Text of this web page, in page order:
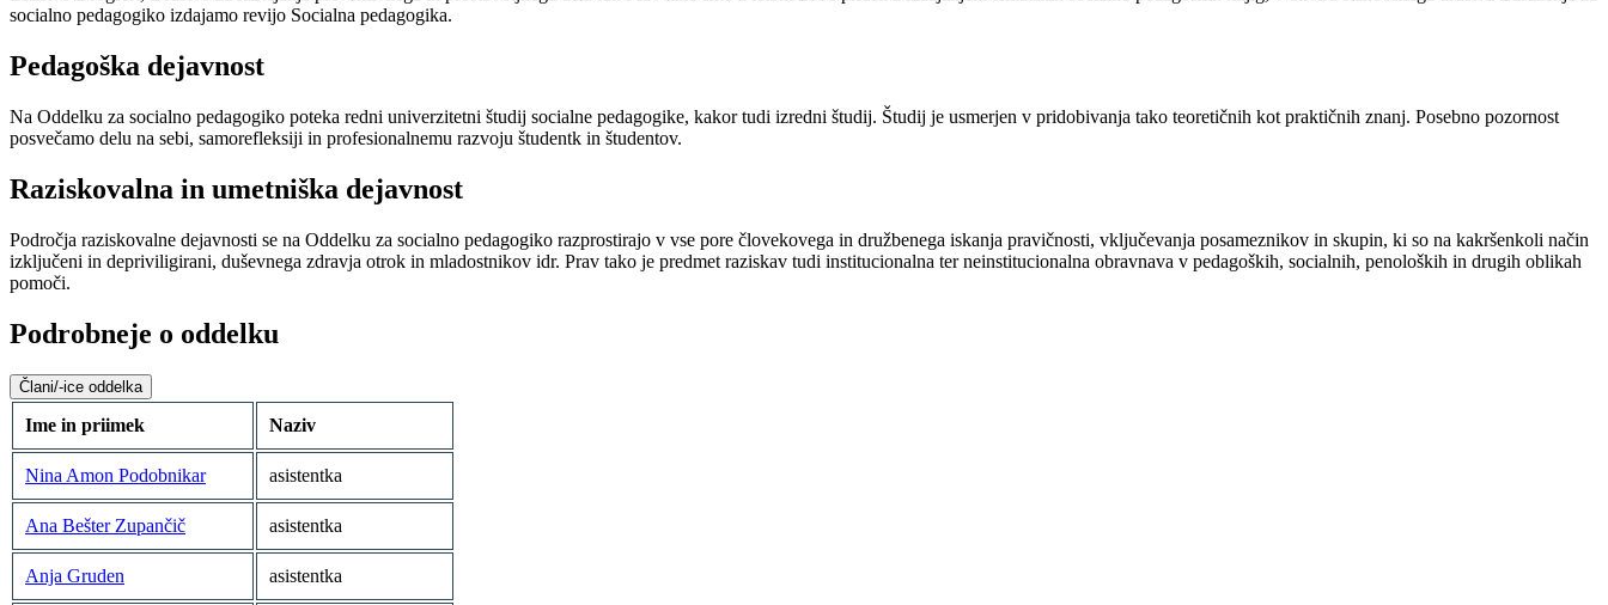
socialno pedagogiko izdajamo revijo Socialna pedagogika.
Pedagoška dejavnost
Na Oddelku za socialno pedagogiko poteka redni univerzitetni študij socialne pedagogike, kakor tudi izredni študij. Študij je usmerjen v pridobivanja tako teoretičnih kot praktičnih znanj. Posebno pozornost
posvečamo delu na sebi, samorefleksiji in profesionalnemu razvoju študentk in študentov.
Raziskovalna in umetniška dejavnost
Področja raziskovalne dejavnosti se na Oddelku za socialno pedagogiko razprostirajo v vse pore človekovega in družbenega iskanja pravičnosti, vključevanja posameznikov in skupin, ki so na kakršenkoli način
izključeni in depriviligirani, duševnega zdravja otrok in mladostnikov idr. Prav tako je predmet raziskav tudi institucionalna ter neinstitucionalna obravnava v pedagoških, socialnih, penoloških in drugih oblikah
pomoči.
Podrobneje o oddelku
Člani/-ice oddelka
Ime in priimek Naziv
Nina Amon Podobnikar asistentka
Ana Bešter Zupančič asistentka
Anja Gruden asistentka